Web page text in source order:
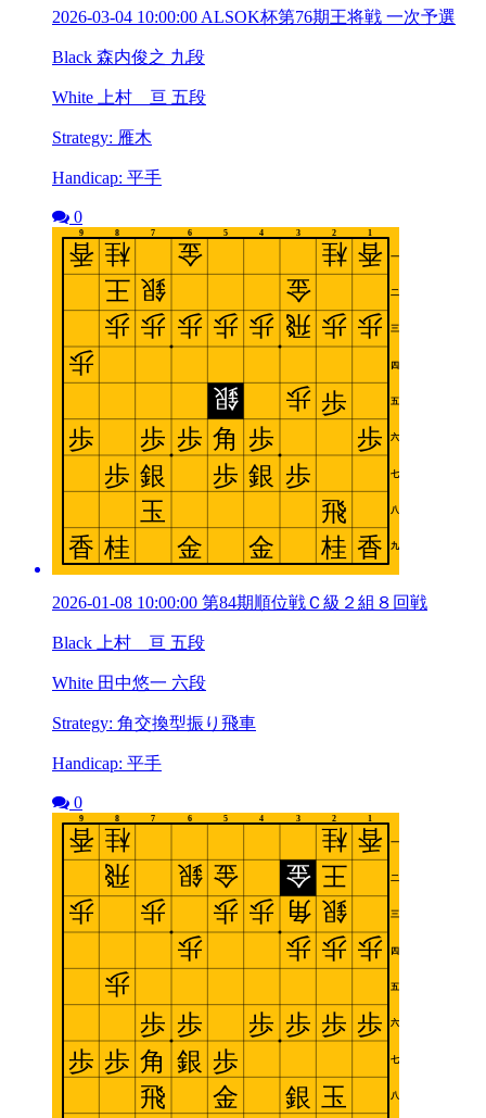
2026-03-04 10:00:00 ALSOK杯第76期王将戦 一次予選
Black 森内俊之 九段
White 上村 亘 五段
Strategy: 雁木
Handicap: 平手
0
2026-01-08 10:00:00 第84期順位戦Ｃ級２組８回戦
Black 上村 亘 五段
White 田中悠一 六段
Strategy: 角交換型振り飛車
Handicap: 平手
0